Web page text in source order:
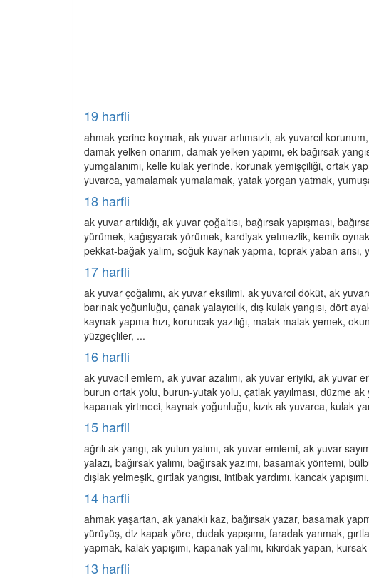
19 harfli
ahmak yerine koymak, ak yuvar artımsızlı, ak yuvarcıl
damak yelken onarım, damak yelken yapımı, ek bağırsak
yumgalanımı, kelle kulak yerinde, korunak yemişçiliği, ortak
yuvarca, yamalamak yumalamak, yatak yorgan yatmak,
18 harfli
ak yuvar artıklığı, ak yuvar çoğaltısı, bağırsak yapışması,
yürümek, kağışyarak yörümek, kardiyak yetmezlik, kemik oynak
pekkat-bağak yalım, soğuk kaynak yapma, toprak yaban arısı,
17 harfli
ak yuvar çoğalımı, ak yuvar eksilimi, ak yuvarcıl döküt, ak
barınak yoğunluğu, çanak yalayıcılık, dış kulak yangısı, dört
kaynak yapma hızı, koruncak yazılığı, malak malak yemek,
yüzgeçliler, ...
16 harfli
ak yuvacıl emlem, ak yuvar azalımı, ak yuvar eriyiki, ak yuvar
burun ortak yolu, burun-yutak yolu, çatlak yayılması, düzme ak
kapanak yirtmeci, kaynak yoğunluğu, kızık ak yuvarca, kulak
15 harfli
ağrılı ak yangı, ak yulun yalımı, ak yuvar emlemi, ak yuvar
yalazı, bağırsak yalımı, bağırsak yazımı, basamak yöntemi,
dışlak yelmeşik, gırtlak yangısı, intibak yardımı, kancak
14 harfli
ahmak yaşartan, ak yanaklı kaz, bağırsak yazar, basamak
yürüyüş, diz kapak yöre, dudak yapışımı, faradak yanmak,
yapmak, kalak yapışımı, kapanak yalımı, kıkırdak yapan,
13 harfli